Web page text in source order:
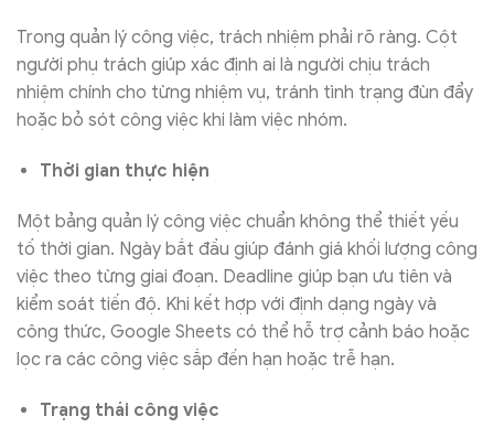
Trong quản lý công việc, trách nhiệm phải rõ ràng. Cột
người phụ trách giúp xác định ai là người chịu trách
nhiệm chính cho từng nhiệm vụ, tránh tình trạng đùn đẩy
hoặc bỏ sót công việc khi làm việc nhóm.
Thời gian thực hiện
Một bảng quản lý công việc chuẩn không thể thiết yếu
tố thời gian. Ngày bắt đầu giúp đánh giá khối lượng công
việc theo từng giai đoạn. Deadline giúp bạn ưu tiên và
kiểm soát tiến độ. Khi kết hợp với định dạng ngày và
công thức, Google Sheets có thể hỗ trợ cảnh báo hoặc
lọc ra các công việc sắp đến hạn hoặc trễ hạn.
Trạng thái công việc